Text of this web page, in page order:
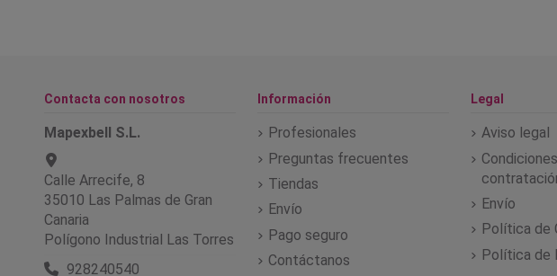
Contacta con nosotros
Mapexbell S.L.
Calle Arrecife, 8
35010 Las Palmas de Gran
Canaria
Polígono Industrial Las Torres
928240540
Información
Profesionales
Preguntas frecuentes
Tiendas
Envío
Pago seguro
Contáctanos
Legal
Aviso legal
Envío
Política de
Política de